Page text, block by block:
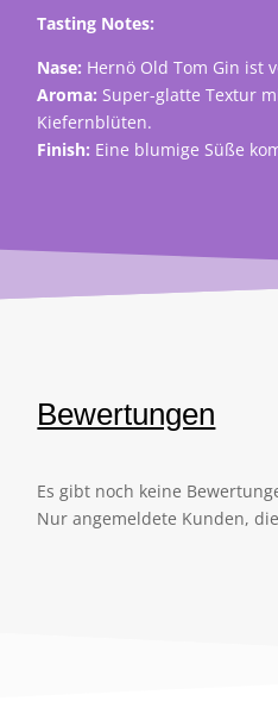
Tasting Notes:
Nase: Hernö Old Tom Gin ist
Aroma: Super-glatte Textur
Kiefernblüten.
Finish: Eine blumige Süße
Bewertungen
Es gibt noch keine
Nur angemeldete Kunden,